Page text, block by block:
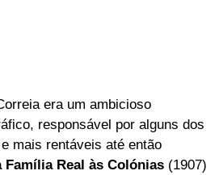
era um ambicioso
responsável por alguns dos
mais rentáveis até então
Família Real às Colónias (1907)